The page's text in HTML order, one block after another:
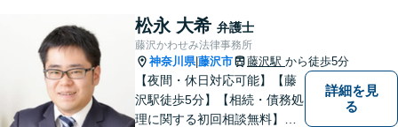
談ください。
松永 大希 弁護士
藤沢かわせみ法律事務所
神奈川県|藤沢市 藤沢駅 から徒歩5分
【夜間・休日対応可能】【藤
沢駅徒歩5分】【相続・債務処
理に関する初回相談無料】お
詳細を見
る